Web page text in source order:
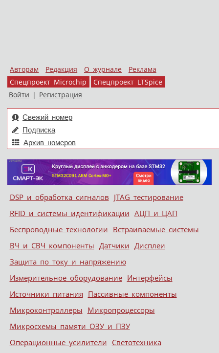
Авторам Редакция О журнале
Реклама
Спецпроект Microchip
Спецпроект LTSpice
Войти | Регистрация
Свежий номер
Подписка
Архив номеров
Меню
Skip to content
DSP и обработка сигналов JTAG тестирование
RFID и системы идентификации АЦП и ЦАП
Беспроводные технологии Встраиваемые системы
ВЧ и СВЧ компоненты Датчики Дисплеи
Защита по току и напряжению
Измерительное оборудование Интерфейсы
Источники питания Пассивные компоненты
Микроконтроллеры Микропроцессоры
Микросхемы памяти ОЗУ и ПЗУ
Операционные усилители Светотехника